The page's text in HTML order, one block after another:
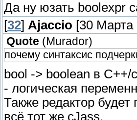
Да ну юзать boolexpr
[32] Ajaccio [30 Марта
Quote (Murador)
почему синтаксис
bool -> boolean в
- логическая
Также редактор
всё тот же cJass.